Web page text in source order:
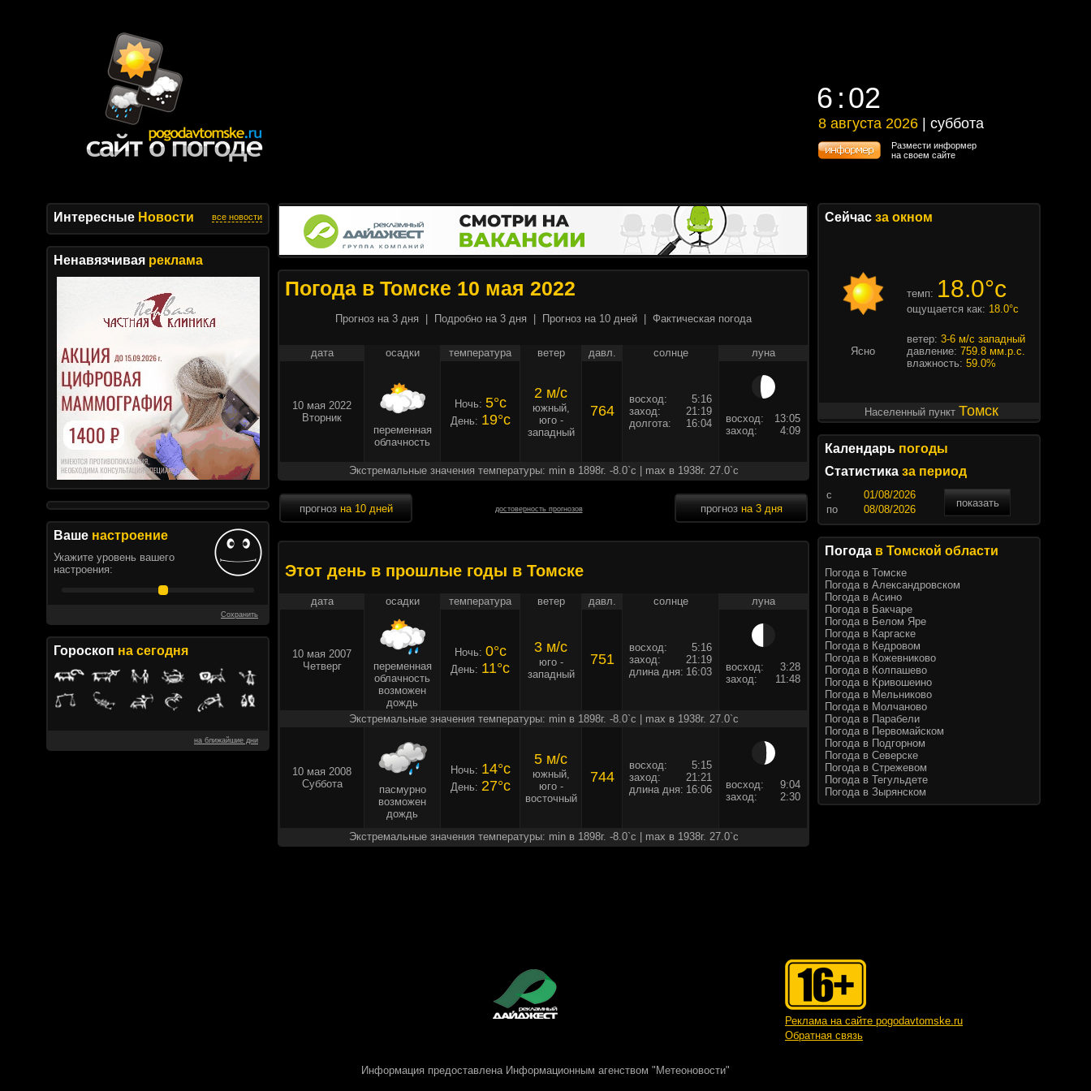
6 :02
6 :02
8 августа 2026 | суббота
8 августа 2026 | суббота
Размести информер
на своем сайте
Интересные Новости все новости
Ненавязчивая реклама
Ваше настроение
Укажите уровень вашего
настроения:
Сохранить
Гороскоп на сегодня
на ближайшие дни
Погода в Томске 10 мая 2022
Прогноз на 3 дня Подробно на 3 дня Прогноз на 10 дней Фактическая погода
дата осадки температура ветер давл. солнце луна
10 мая 2022
Вторник
переменная
облачность
Ночь: 5°c
День: 19°c
2 м/c
южный,
юго -
западный
764
восход:
5:16
заход:
21:19
долгота:
16:04 восход:
13:05
заход:
4:09
Экстремальные значения температуры: min в 1898г. -8.0`c | max в 1938г. 27.0`c
прогноз на 10 дней достоверность прогнозов прогноз на 3 дня
Этот день в прошлые годы в Томске
дата осадки температура ветер давл. солнце луна
10 мая 2007
Четверг
переменная
облачность
возможен
дождь
Ночь: 0°c
День: 11°c
3 м/c
юго -
западный
751
восход:
5:16
заход:
21:19
длина дня: 16:03 восход:
3:28
заход:
11:48
Экстремальные значения температуры: min в 1898г. -8.0`c | max в 1938г. 27.0`c
10 мая 2008
Суббота
пасмурно
возможен
дождь
Ночь: 14°c
День: 27°c
5 м/c
южный,
юго -
восточный
744
восход:
5:15
заход:
21:21
длина дня: 16:06 восход:
9:04
заход:
2:30
Экстремальные значения температуры: min в 1898г. -8.0`c | max в 1938г. 27.0`c
Сейчас за окном
темп: 18.0°c
ощущается как: 18.0°c
Ясно
ветер: 3-6 м/с западный
давление: 759.8 мм.р.с.
влажность: 59.0%
Населенный пункт Томск
Календарь погоды
Статистика за период
c
показать
по
Погода в Томской области
Погода в Томске
Погода в Александровском
Погода в Асино
Погода в Бакчаре
Погода в Белом Яре
Погода в Каргаске
Погода в Кедровом
Погода в Кожевниково
Погода в Колпашево
Погода в Кривошеино
Погода в Мельниково
Погода в Молчаново
Погода в Парабели
Погода в Первомайском
Погода в Подгорном
Погода в Северске
Погода в Стрежевом
Погода в Тегульдете
Погода в Зырянском
Реклама на сайте pogodavtomske.ru
Обратная связь
Информация предоставлена Информационным агенством "Метеоновости"